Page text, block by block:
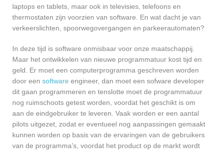
laptops en tablets, maar ook in televisies, telefoons en
thermostaten zijn voorzien van software. En wat dacht je van
verkeerslichten, spoorwegovergangen en parkeerautomaten?
In deze tijd is software onmisbaar voor onze maatschappij.
Maar het ontwikkelen van nieuwe programmatuur kost tijd en
geld. Er moet een computerprogramma geschreven worden
door een software engineer, dan moet een sofware developer
dit gaan programmeren en tenslotte moet de programmatuur
nog ruimschoots getest worden, voordat het geschikt is om
aan de eindgebruiker te leveren. Vaak worden er een aantal
pilots uitgezet, zodat er eventueel nog aanpassingen gemaakt
kunnen worden op basis van de ervaringen van de gebruikers
van de programma’s, voordat het product op de markt wordt